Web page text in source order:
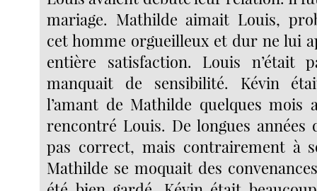
mariage. Mathilde aimait Louis,
cet homme orgueilleux et dur ne lui
entière satisfaction. Louis n’était
manquait de sensibilité. Kévin
l’amant de Mathilde quelques mois
rencontré Louis. De longues années
pas correct, mais contrairement à
Mathilde se moquait des